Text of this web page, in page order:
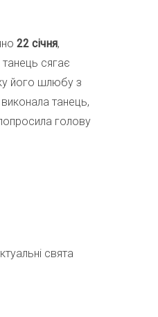
22 січня,
танець сягає
його шлюбу з
танець,
голову
свята